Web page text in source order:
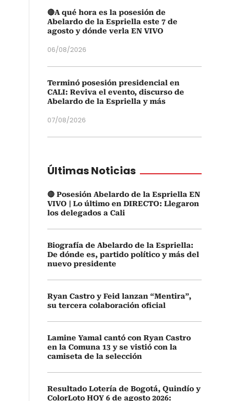
🔴A qué hora es la posesión de
Abelardo de la Espriella este 7 de
agosto y dónde verla EN VIVO
06/08/2026
Terminó posesión presidencial en
CALI: Reviva el evento, discurso de
Abelardo de la Espriella y más
07/08/2026
Últimas Noticias
🔴 Posesión Abelardo de la Espriella EN
VIVO | Lo último en DIRECTO: Llegaron
los delegados a Cali
Biografía de Abelardo de la Espriella:
De dónde es, partido político y más del
nuevo presidente
Ryan Castro y Feid lanzan “Mentira”,
su tercera colaboración oficial
Lamine Yamal cantó con Ryan Castro
en la Comuna 13 y se vistió con la
camiseta de la selección
Resultado Lotería de Bogotá, Quindío y
ColorLoto HOY 6 de agosto 2026: